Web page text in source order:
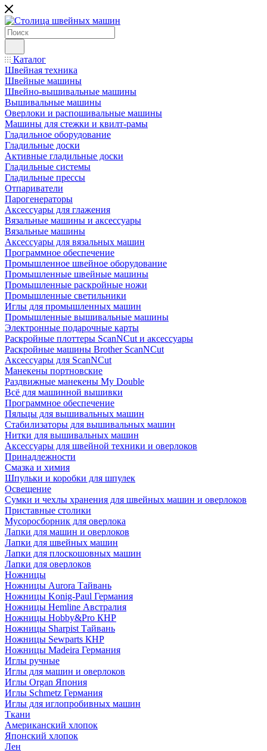
Каталог
Швейная техника
Швейные машины
Швейно-вышивальные машины
Вышивальные машины
Оверлоки и распошивальные машины
Машины для стежки и квилт-рамы
Гладильное оборудование
Гладильные доски
Активные гладильные доски
Гладильные системы
Гладильные прессы
Отпариватели
Парогенераторы
Аксессуары для глажения
Вязальные машины и аксессуары
Вязальные машины
Аксессуары для вязальных машин
Программное обеспечение
Промышленное швейное оборудование
Промышленные швейные машины
Промышленные раскройные ножи
Промышленные светильники
Иглы для промышленных машин
Промышленные вышивальные машины
Электронные подарочные карты
Раскройные плоттеры ScanNCut и аксессуары
Раскройные машины Brother ScanNCut
Аксессуары для ScanNCut
Манекены портновские
Раздвижные манекены My Double
Всё для машинной вышивки
Программное обеспечение
Пяльцы для вышивальных машин
Стабилизаторы для вышивальных машин
Нитки для вышивальных машин
Аксессуары для швейной техники и оверлоков
Принадлежности
Смазка и химия
Шпульки и коробки для шпулек
Освещение
Сумки и чехлы хранения для швейных машин и оверлоков
Приставные столики
Мусоросборник для оверлока
Лапки для машин и оверлоков
Лапки для швейных машин
Лапки для плоскошовных машин
Лапки для оверлоков
Ножницы
Ножницы Aurora Тайвань
Ножницы Konig-Paul Германия
Ножницы Hemline Австралия
Ножницы Hobby&Pro КНР
Ножницы Sharpist Тайвань
Ножницы Sewparts КНР
Ножницы Madeira Германия
Иглы ручные
Иглы для машин и оверлоков
Иглы Organ Япония
Иглы Schmetz Германия
Иглы для иглопробивных машин
Ткани
Американский хлопок
Японский хлопок
Лен